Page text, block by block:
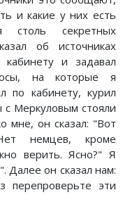
и какие у них есть
столь секретных
об источниках
и задавал
на которые я
по кабинету, курил
Меркуловым стояли
мне, он сказал: "Вот
немцев, кроме
верить. Ясно?" Я
Далее он сказал нам:
перепроверьте эти